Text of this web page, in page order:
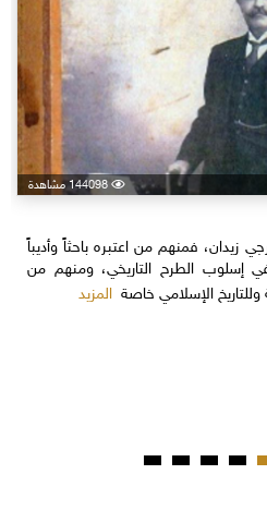
144098 مشاهدة
زيدان، فمنهم من اعتبره باحثاً وأديباً
إسلوب الطرح التاريخي، ومنهم من
وللتاريخ الإسلامي خاصةالمزيد